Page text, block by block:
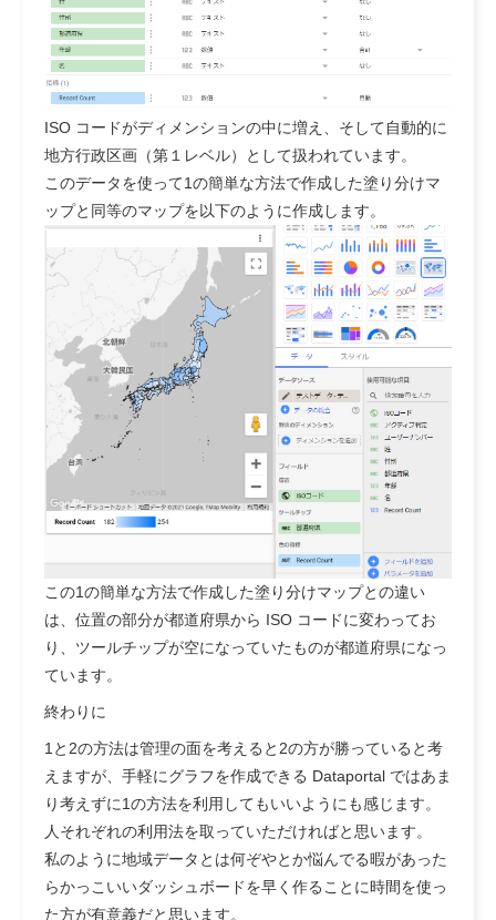
ISO コードがディメンションの中に増え、そして自動的に
地方行政区画（第１レベル）として扱われています。
このデータを使って1の簡単な方法で作成した塗り分けマ
ップと同等のマップを以下のように作成します。
この1の簡単な方法で作成した塗り分けマップとの違い
は、位置の部分が都道府県から ISO コードに変わってお
り、ツールチップが空になっていたものが都道府県になっ
ています。
終わりに
1と2の方法は管理の面を考えると2の方が勝っていると考
えますが、手軽にグラフを作成できる Dataportal ではあま
り考えずに1の方法を利用してもいいようにも感じます。
人それぞれの利用法を取っていただければと思います。
私のように地域データとは何ぞやとか悩んでる暇があった
らかっこいいダッシュボードを早く作ることに時間を使っ
た方が有意義だと思います。